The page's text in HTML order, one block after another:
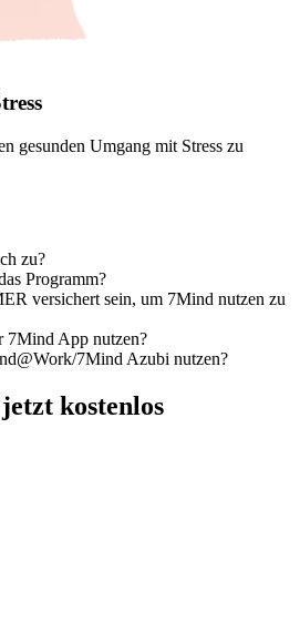
gesunden Umgang mit Stress zu
zu?
Programm?
versichert sein, um 7Mind nutzen zu
7Mind App nutzen?
7Mind Azubi nutzen?
kostenlos